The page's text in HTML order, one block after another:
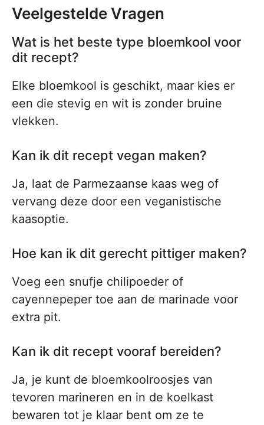
Veelgestelde Vragen
Wat is het beste type bloemkool voor
dit recept?
Elke bloemkool is geschikt, maar kies er
een die stevig en wit is zonder bruine
vlekken.
Kan ik dit recept vegan maken?
Ja, laat de Parmezaanse kaas weg of
vervang deze door een veganistische
kaasoptie.
Hoe kan ik dit gerecht pittiger maken?
Voeg een snufje chilipoeder of
cayennepeper toe aan de marinade voor
extra pit.
Kan ik dit recept vooraf bereiden?
Ja, je kunt de bloemkoolroosjes van
tevoren marineren en in de koelkast
bewaren tot je klaar bent om ze te